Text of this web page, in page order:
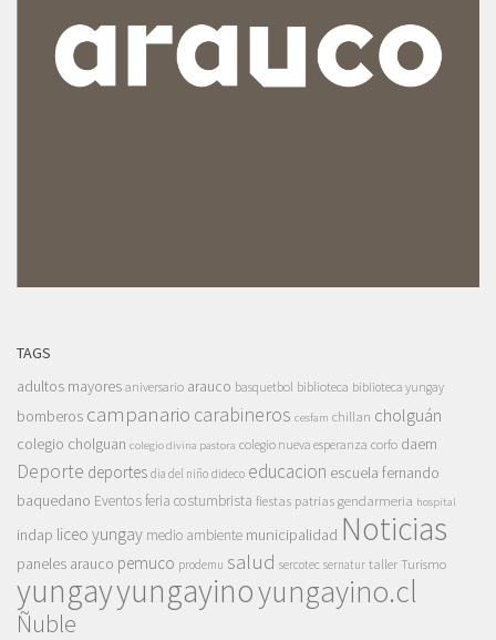
TAGS
adultos mayores aniversario arauco basquetbol biblioteca biblioteca yungay
bomberos campanario carabineros cesfam chillan cholguán
colegio cholguan colegio divina pastora colegio nueva esperanza corfo daem
Deporte deportes dia del niño dideco educacion escuela fernando
baquedano Eventosferia costumbrista fiestas patrias gendarmeria hospital
indap liceo yungay medio ambiente municipalidad Noticias
paneles arauco pemuco prodemu salud sercotec sernatur taller Turismo
yungayyungayinoyungayino.cl
Ñuble